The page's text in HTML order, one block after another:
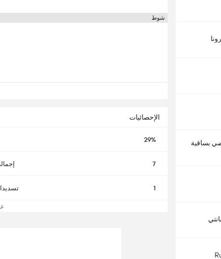
بساقية
شوط
الإحصائيات
29%
7
1